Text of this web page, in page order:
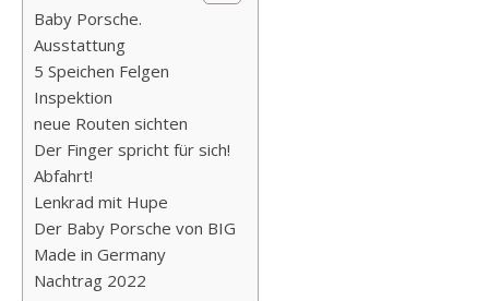
Baby Porsche.
Ausstattung
5 Speichen Felgen
Inspektion
neue Routen sichten
Der Finger spricht für sich!
Abfahrt!
Lenkrad mit Hupe
Der Baby Porsche von BIG
Made in Germany
Nachtrag 2022